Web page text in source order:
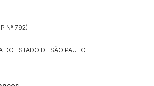
Nª 792)
DO ESTADO DE SÃO PAULO